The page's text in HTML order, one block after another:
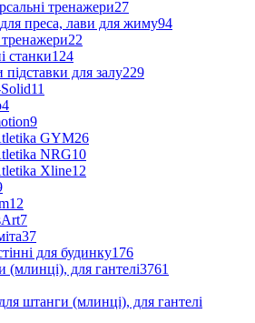
тренажери27
преса, лави для жиму94
тренажери22
станки124
підставки для залу229
11
4
9
GYM26
NRG10
Xline12
12
7
37
для будинку176
для гантелі3761
штанги (млинці), для гантелі